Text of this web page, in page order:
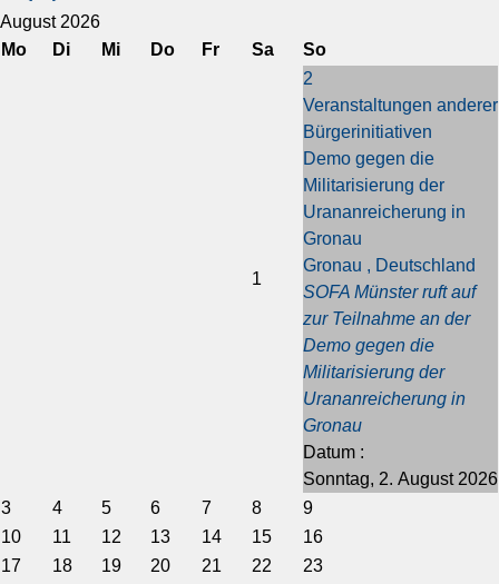
r
h
August 2026
Mo
Di Mi Do Fr Sa So
1
2
Veranstaltungen anderer
Bürgerinitiativen
Demo gegen die
Militarisierung der
Urananreicherung in
Gronau
Gronau , Deutschland
SOFA Münster ruft auf
zur Teilnahme an der
Demo gegen die
Militarisierung der
Urananreicherung in
Gronau
Datum :
Sonntag, 2. August 2026
3
4 5 6 7 8
9
10
11 12 13 14 15
16
17
18 19 20 21 22
23